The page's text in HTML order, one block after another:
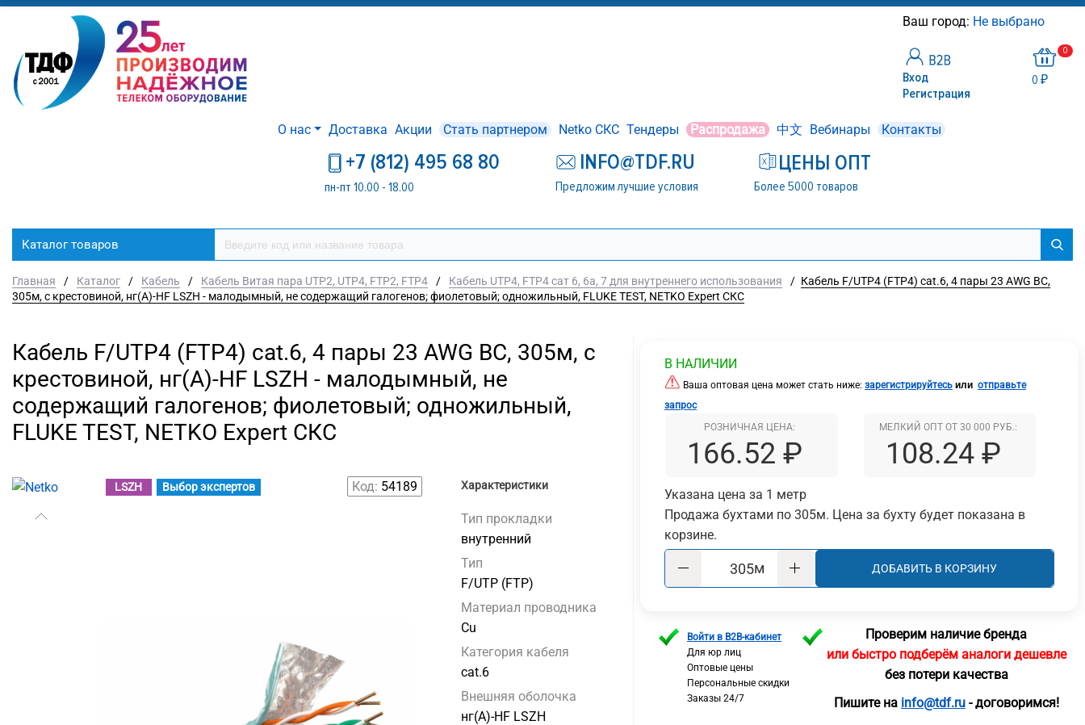
Ваш город: Не выбрано
Вход
Регистрация
0
0 ₽
О нас Доставка Акции Стать партнером Netko СКС Тендеры Распродажа 中文 Вебинары Контакты
+7 (812) 495 68 80
пн-пт 10.00 - 18.00
INFO@TDF.RU
Предложим лучшие условия
ЦЕНЫ ОПТ
Более 5000 товаров
Каталог товаров
Главная / Каталог / Кабель / Кабель Витая пара UTP2, UTP4, FTP2, FTP4 / Кабель UTP4, FTP4 сат 6, 6а, 7 для внутреннего использования / Кабель F/UTP4 (FTP4) cat.6, 4 пары 23 AWG BC,
305м, с крестовиной, нг(А)-HF LSZH - малодымный, не содержащий галогенов; фиолетовый; одножильный, FLUKE TEST, NETKO Expert СКС
Кабель F/UTP4 (FTP4) cat.6, 4 пары 23 AWG BC, 305м, с
крестовиной, нг(А)-HF LSZH - малодымный, не
содержащий галогенов; фиолетовый; одножильный,
FLUKE TEST, NETKO Expert СКС
LSZH Выбор экспертов Код: 54189 Характеристики
Тип прокладки
внутренний
Тип
F/UTP (FTP)
Материал проводника
Сu
Категория кабеля
cat.6
Внешняя оболочка
нг(А)-HF LSZH
В НАЛИЧИИ
Ваша оптовая цена может стать ниже: зарегистрируйтесь или отправьте
запрос
РОЗНИЧНАЯ ЦЕНА:
166.52 ₽
МЕЛКИЙ ОПТ ОТ 30 000 РУБ.:
108.24 ₽
Указана цена за 1 метр
Продажа бухтами по 305м. Цена за бухту будет показана в
корзине.
м ДОБАВИТЬ В КОРЗИНУ
Войти в B2B-кабинет
Для юр лиц
Оптовые цены
Персональные скидки
Заказы 24/7
Проверим наличие бренда
или быстро подберём аналоги дешевле
без потери качества
Пишите на info@tdf.ru- договоримся!